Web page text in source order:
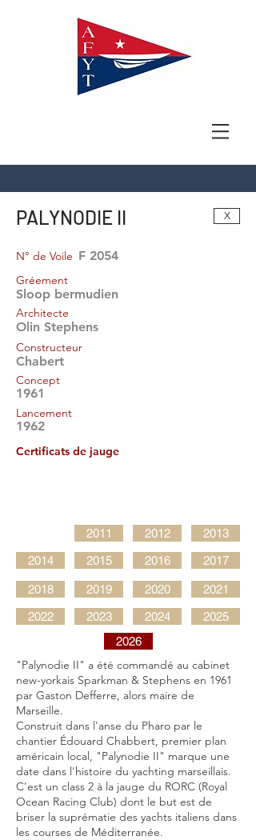
PALYNODIE II X
F 2054
N° de Voile
Gréement
Sloop bermudien
Architecte
Olin Stephens
Constructeur
Chabert
Concept
1961
Lancement
1962
Certificats de jauge
2011 2012
2013
2014
2015 2016 2017
2018 2019 2020
2021
2022
2023 2024
2025
2026
"Palynodie II" a été commandé au cabinet
new-yorkais Sparkman & Stephens en 1961
par Gaston Defferre, alors maire de
Marseille.
Construit dans l'anse du Pharo par le
chantier Édouard Chabbert, premier plan
américain local, "Palynodie II" marque une
date dans l'histoire du yachting marseillais.
C'est un class 2 à la jauge du RORC (Royal
Ocean Racing Club) dont le but est de
briser la suprématie des yachts italiens dans
les courses de Méditerranée.